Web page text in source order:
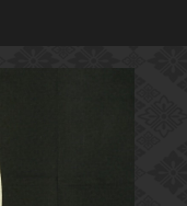
・関連記事等